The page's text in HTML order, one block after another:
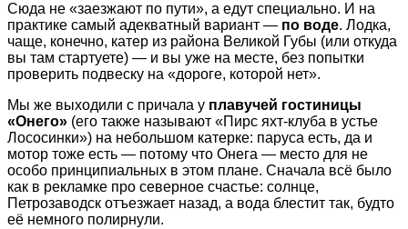
Сюда не «заезжают по пути», а едут специально. И на
практике самый адекватный вариант — по воде. Лодка,
чаще, конечно, катер из района Великой Губы (или откуда
вы там стартуете) — и вы уже на месте, без попытки
проверить подвеску на «дороге, которой нет».
Мы же выходили с причала у плавучей гостиницы
«Онего» (его также называют «Пирс яхт-клуба в устье
Лососинки») на небольшом катерке: паруса есть, да и
мотор тоже есть — потому что Онега — место для не
особо принципиальных в этом плане. Сначала всё было
как в рекламке про северное счастье: солнце,
Петрозаводск отъезжает назад, а вода блестит так, будто
её немного полирнули.